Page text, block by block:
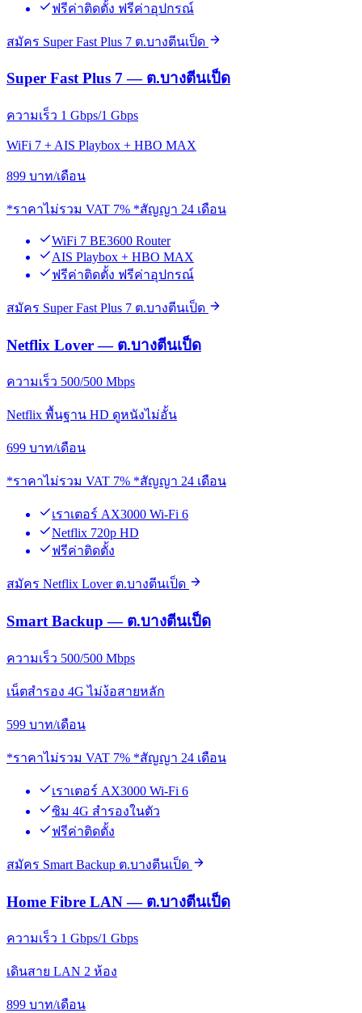
ฟรีค่าติดตั้ง ฟรีค่าอุปกรณ์
สมัคร Super Fast Plus 7 ต.บางตีนเป็ด
Super Fast Plus 7 — ต.บางตีนเป็ด
ความเร็ว 1 Gbps/1 Gbps
WiFi 7 + AIS Playbox + HBO MAX
899 บาท/เดือน
*ราคาไม่รวม VAT 7% *สัญญา 24 เดือน
WiFi 7 BE3600 Router
AIS Playbox + HBO MAX
ฟรีค่าติดตั้ง ฟรีค่าอุปกรณ์
สมัคร Super Fast Plus 7 ต.บางตีนเป็ด
Netflix Lover — ต.บางตีนเป็ด
ความเร็ว 500/500 Mbps
Netflix พื้นฐาน HD ดูหนังไม่อั้น
699 บาท/เดือน
*ราคาไม่รวม VAT 7% *สัญญา 24 เดือน
เราเตอร์ AX3000 Wi-Fi 6
Netflix 720p HD
ฟรีค่าติดตั้ง
สมัคร Netflix Lover ต.บางตีนเป็ด
Smart Backup — ต.บางตีนเป็ด
ความเร็ว 500/500 Mbps
เน็ตสำรอง 4G ไม่ง้อสายหลัก
599 บาท/เดือน
*ราคาไม่รวม VAT 7% *สัญญา 24 เดือน
เราเตอร์ AX3000 Wi-Fi 6
ซิม 4G สำรองในตัว
ฟรีค่าติดตั้ง
สมัคร Smart Backup ต.บางตีนเป็ด
Home Fibre LAN — ต.บางตีนเป็ด
ความเร็ว 1 Gbps/1 Gbps
เดินสาย LAN 2 ห้อง
899 บาท/เดือน